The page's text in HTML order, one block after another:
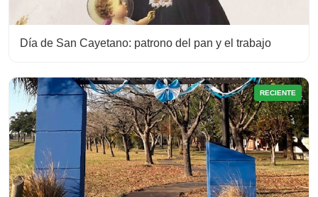
Día de San Cayetano: patrono del pan y el trabajo
RECIENTE